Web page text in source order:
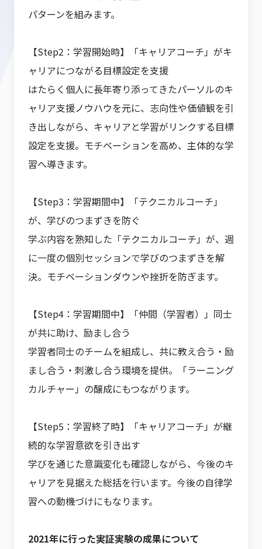
パターンを組みます。
【Step2：学習開始時】「キャリアコーチ」がキ
ャリアにつながる目標設定を支援
はたらく個人に長年寄り添ってきたパーソルのキ
ャリア支援ノウハウを元に、志向性や価値観を引
き出しながら、キャリアと学習がリンクする目標
設定を支援。モチベーションを高め、主体的な学
習へ導きます。
【Step3：学習期間中】「テクニカルコーチ」
が、学びのつまずきを防ぐ
学ぶ内容を熟知した「テクニカルコーチ」が、週
に一度の個別セッションで学びのつまずきを解
決。モチベーションダウンや挫折を防ぎます。
【Step4：学習期間中】「仲間（学習者）」同士
が共に助け、励まし合う
学習者同士のチームを組成し、共に教え合う・励
まし合う・刺激し合う環境を提供。「ラーニング
カルチャー」の醸成にもつながります。
【Step5：学習終了時】「キャリアコーチ」が継
続的な学習意欲を引き出す
学びを通じた意識変化も確認しながら、今後のキ
ャリアを見据えた総括を行います。今後の自律学
習への動機づけにもなります。
2021年に行った実証実験の成果について